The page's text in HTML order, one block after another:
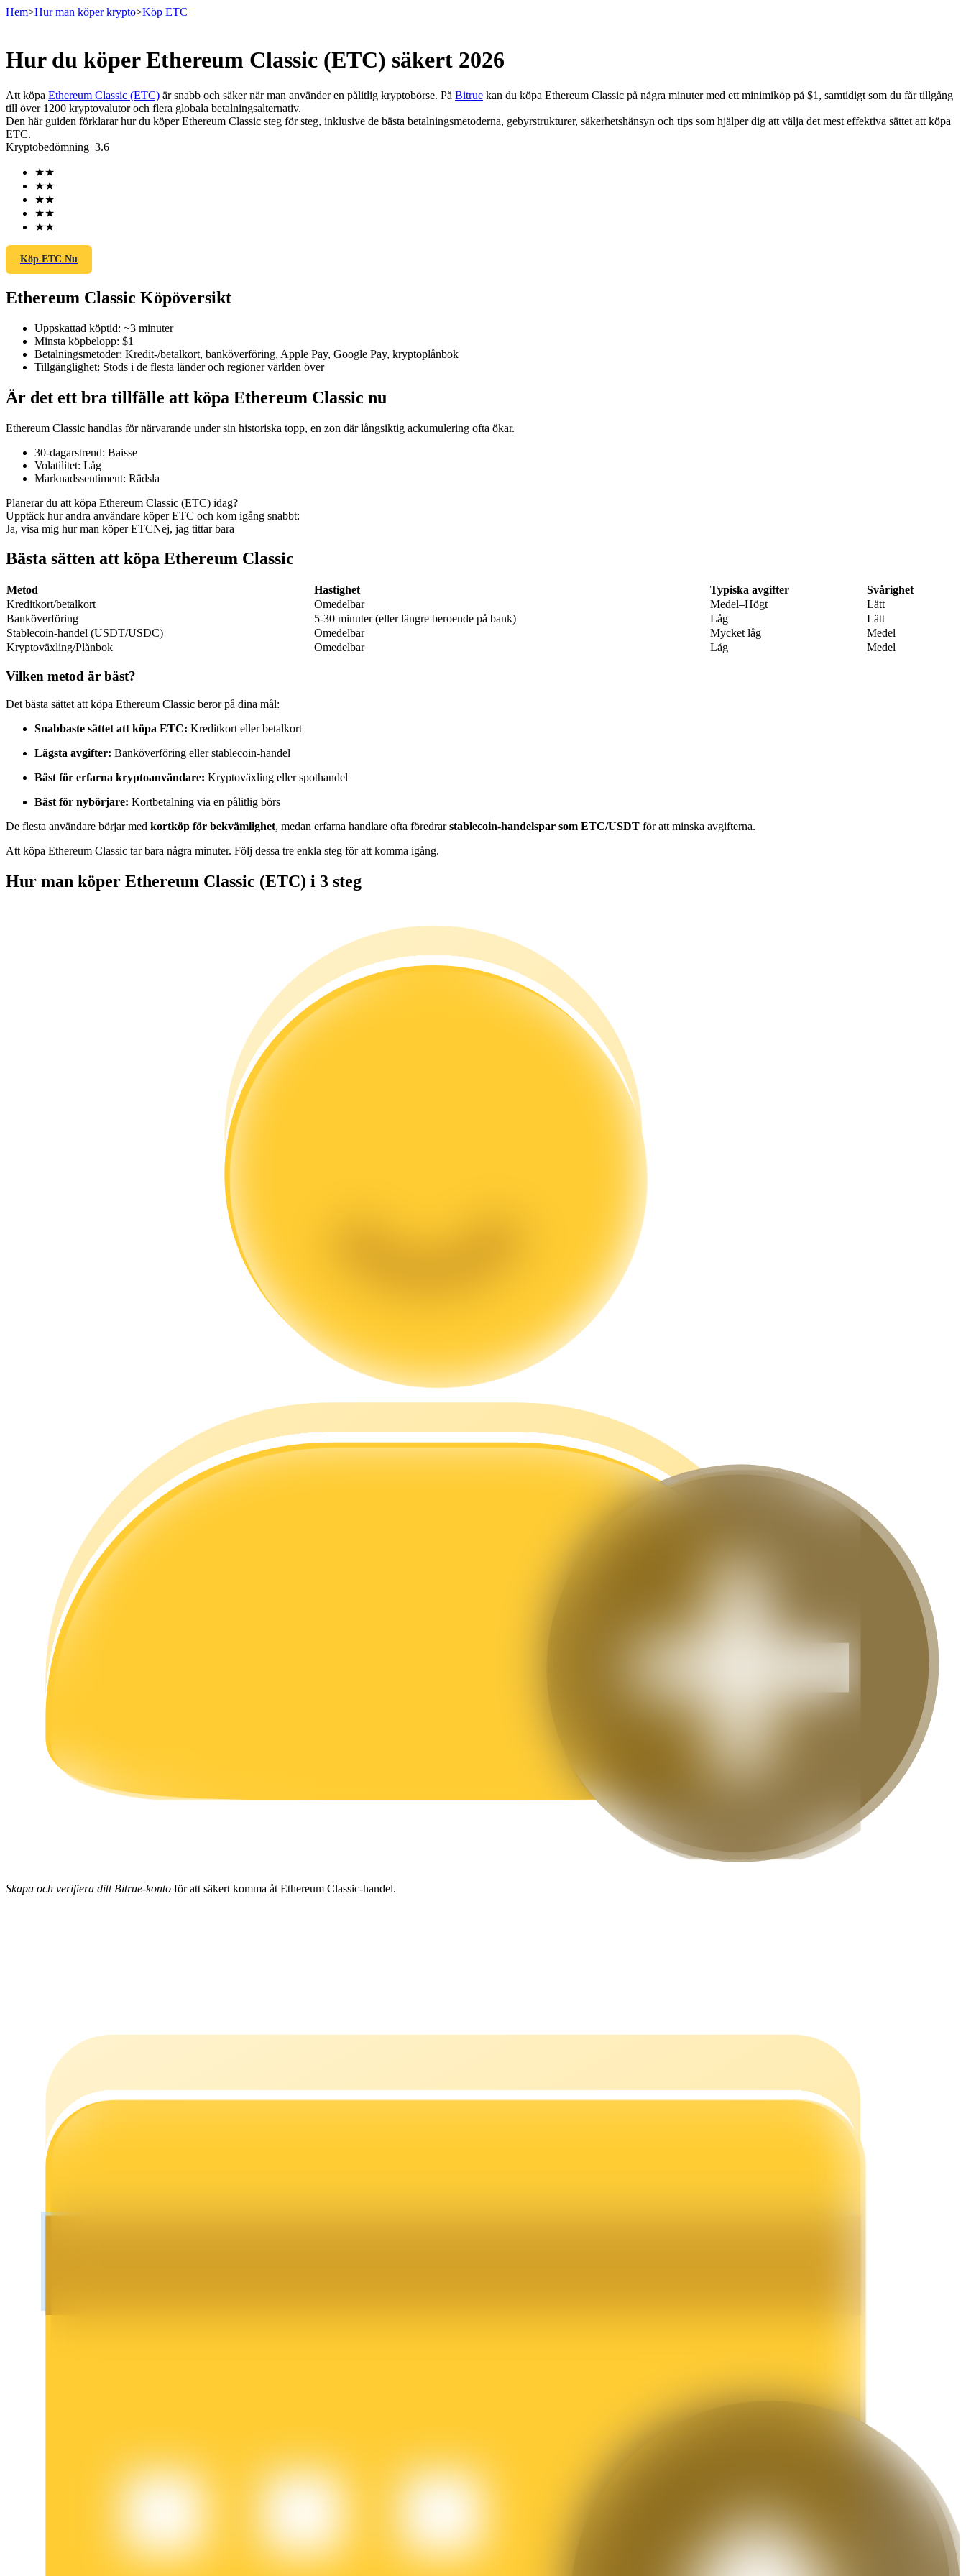
Terminer
USDT Futures
TradFi
USDC Futures
Kopiera Trading
Gå med de bästa handlarna
Njut av vinstdelning och kopieringshandelsprovisioner
Big data-analys inklusive handelsinformation, etc.
Lär dig hur du håller dig lönsam
Power Piggy
Launchpool
Flexibel insats för att tjäna populära tokens
Hem>Hur man köper krypto>Köp ETC
Hur du köper Ethereum Classic (ETC) säkert 2026
Att köpa Ethereum Classic (ETC) är snabb och säker när man använder en pålitlig kryptobörse. På Bitrue kan du köpa Ethereum Classic på några minuter med ett minimiköp på $1, samtidigt som du får tillgång
till över 1200 kryptovalutor och flera globala betalningsalternativ.
Den här guiden förklarar hur du köper Ethereum Classic steg för steg, inklusive de bästa betalningsmetoderna, gebyrstrukturer, säkerhetshänsyn och tips som hjälper dig att välja det mest effektiva sättet att köpa
ETC.
Kryptobedömning 3.6
★★
★★
★★
★★
★★
Köp ETC Nu
Ethereum Classic Köpöversikt
Uppskattad köptid: ~3 minuter
Minsta köpbelopp: $1
Betalningsmetoder: Kredit-/betalkort, banköverföring, Apple Pay, Google Pay, kryptoplånbok
Tillgänglighet: Stöds i de flesta länder och regioner världen över
Är det ett bra tillfälle att köpa Ethereum Classic nu
Ethereum Classic handlas för närvarande under sin historiska topp, en zon där långsiktig ackumulering ofta ökar.
30-dagarstrend: Baisse
Volatilitet: Låg
Marknadssentiment: Rädsla
Planerar du att köpa Ethereum Classic (ETC) idag?
Upptäck hur andra användare köper ETC och kom igång snabbt:
Ja, visa mig hur man köper ETCNej, jag tittar bara
Bästa sätten att köpa Ethereum Classic
Metod Hastighet Typiska avgifter
Svårighet
Kreditkort/betalkort
Omedelbar Medel–Högt
Lätt
Banköverföring
5-30 minuter (eller längre beroende på bank) Låg
Lätt
Stablecoin-handel (USDT/USDC)
Omedelbar Mycket låg
Medel
Kryptoväxling/Plånbok
Omedelbar Låg Medel
Vilken metod är bäst?
Det bästa sättet att köpa Ethereum Classic beror på dina mål:
Snabbaste sättet att köpa ETC: Kreditkort eller betalkort
Lägsta avgifter: Banköverföring eller stablecoin-handel
Bäst för erfarna kryptoanvändare: Kryptoväxling eller spothandel
Bäst för nybörjare: Kortbetalning via en pålitlig börs
De flesta användare börjar med kortköp för bekvämlighet, medan erfarna handlare ofta föredrarstablecoin-handelspar som ETC/USDT för att minska avgifterna.
Att köpa Ethereum Classic tar bara några minuter. Följ dessa tre enkla steg för att komma igång.
Hur man köper Ethereum Classic (ETC) i 3 steg
Skapa och verifiera ditt Bitrue-konto för att säkert komma åt Ethereum Classic-handel.